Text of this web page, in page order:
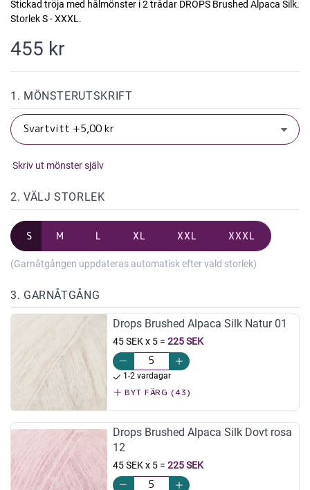
Stickad tröja med hålmönster i 2 trådar DROPS Brushed Alpaca Silk.
Storlek S - XXXL.
455 kr
1. MÖNSTERUTSKRIFT
Skriv ut mönster själv
2. VÄLJ STORLEK
S M L XL XXL XXXL
(Garnåtgången uppdateras automatisk efter vald storlek)
3. GARNÅTGÅNG
Drops Brushed Alpaca Silk Natur 01
45 SEK x 5= 225 SEK
1-2 vardagar
BYT FÄRG (43)
Drops Brushed Alpaca Silk Dovt rosa
12
45 SEK x 5= 225 SEK